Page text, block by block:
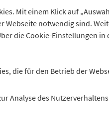
Mit einem Klick auf
Webseite notwendig sind.
die Cookie-Einstellungen in
die für den Betrieb der
Analyse des